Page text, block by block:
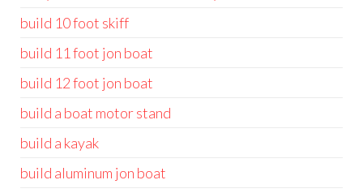
build 10 foot skiff
build 11 foot jon boat
build 12 foot jon boat
build a boat motor stand
build a kayak
build aluminum jon boat